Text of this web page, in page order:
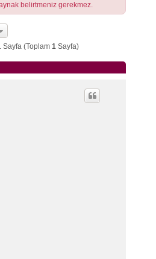
belirtmeniz gerekmez.
Sayfa (Toplam 1Sayfa)